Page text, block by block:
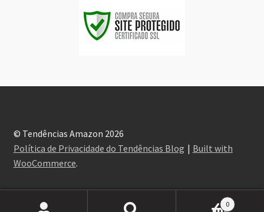
© Tendências Amazon 2026
Política de Privacidade do Tendências Blog
Built with
WooCommerce.
0